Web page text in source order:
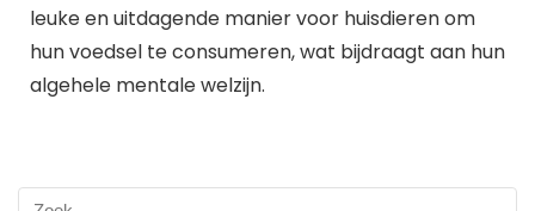
leuke en uitdagende manier voor huisdieren om
hun voedsel te consumeren, wat bijdraagt aan hun
algehele mentale welzijn.